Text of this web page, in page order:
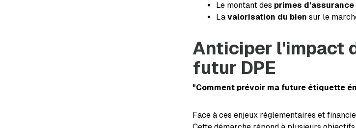
Le montant des primes
La valorisation du bien sur le
Anticiper l'impact
futur DPE
"Comment prévoir ma future étiquette
Face à ces enjeux réglementaires et